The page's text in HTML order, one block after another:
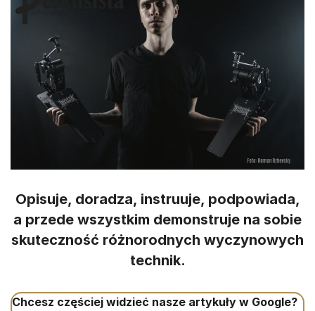
Opisuje, doradza, instruuje, podpowiada,
a przede wszystkim demonstruje na sobie
skuteczność różnorodnych wyczynowych
technik.
Chcesz częściej widzieć nasze artykuły w Google?